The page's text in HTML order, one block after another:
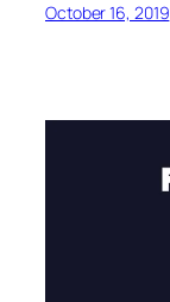
October 16, 2019